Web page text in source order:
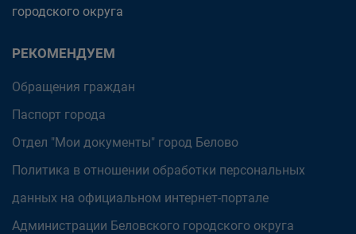
городского округа
РЕКОМЕНДУЕМ
Обращения граждан
Паспорт города
Отдел "Мои документы" город Белово
Политика в отношении обработки персональных
данных на официальном интернет-портале
Администрации Беловского городского округа